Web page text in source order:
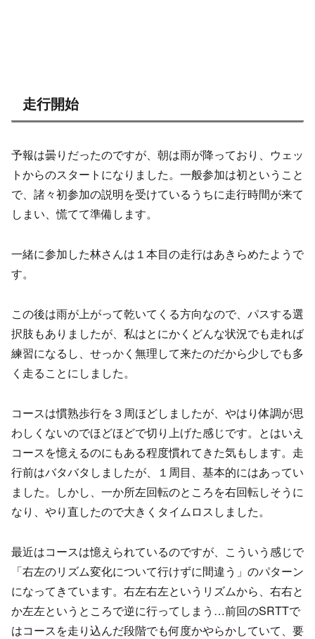
走行開始
予報は曇りだったのですが、朝は雨が降っており、ウェッ
トからのスタートになりました。一般参加は初ということ
で、諸々初参加の説明を受けているうちに走行時間が来て
しまい、慌てて準備します。
一緒に参加した林さんは１本目の走行はあきらめたようで
す。
この後は雨が上がって乾いてくる方向なので、パスする選
択肢もありましたが、私はとにかくどんな状況でも走れば
練習になるし、せっかく無理して来たのだから少しでも多
く走ることにしました。
コースは慣熟歩行を３周ほどしましたが、やはり体調が思
わしくないのでほどほどで切り上げた感じです。とはいえ
コースを憶えるのにもある程度慣れてきた気もします。走
行前はバタバタしましたが、１周目、基本的にはあってい
ました。しかし、一か所左回転のところを右回転しそうに
なり、やり直したので大きくタイムロスしました。
最近はコースは憶えられているのですが、こういう感じで
「右左のリズム変化について行けずに間違う」のパターン
になってきています。右左右左というリズムから、右右と
か左左というところで逆に行ってしまう…前回のSRTTで
はコースを走り込んだ段階でも何度かやらかしていて、要